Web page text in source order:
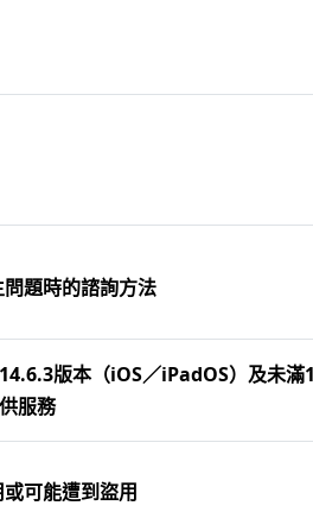
題時的諮詢方法
14.6.3版本（iOS／iPadOS）及未
服務
可能遭到盜用